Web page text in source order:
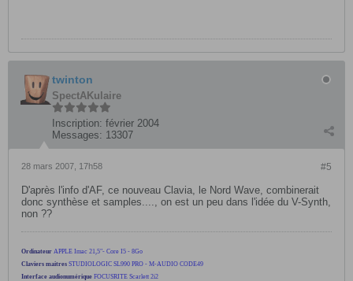
twinton
SpectAKulaire
Inscription: février 2004
Messages: 13307
#5
28 mars 2007, 17h58
D'après l'info d'AF, ce nouveau Clavia, le Nord Wave, combinerait
donc synthèse et samples...., on est un peu dans l'idée du V-Synth,
non ??
Ordinateur APPLE Imac 21,5"- Core I5 - 8Go
Claviers maitres STUDIOLOGIC SL990 PRO - M-AUDIO CODE49
Interface audionumérique FOCUSRITE Scarlett 2i2